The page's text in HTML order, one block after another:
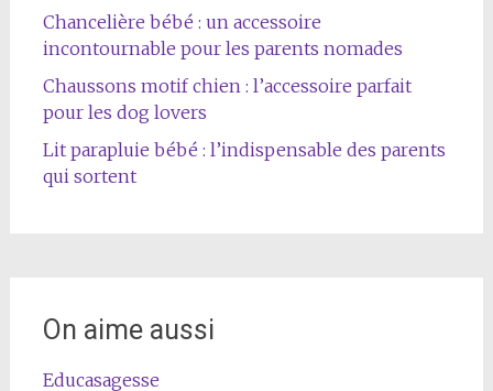
Chancelière bébé : un accessoire
incontournable pour les parents nomades
Chaussons motif chien : l’accessoire parfait
pour les dog lovers
Lit parapluie bébé : l’indispensable des parents
qui sortent
On aime aussi
Educasagesse